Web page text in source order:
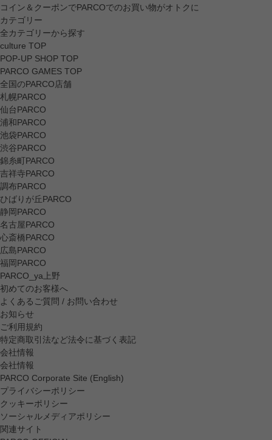
コイン＆クーポンでPARCOでのお買い物がオトクに
カテゴリー
全カテゴリーから探す
culture TOP
POP-UP SHOP TOP
PARCO GAMES TOP
全国のPARCO店舗
札幌PARCO
仙台PARCO
浦和PARCO
池袋PARCO
渋谷PARCO
錦糸町PARCO
吉祥寺PARCO
調布PARCO
ひばりが丘PARCO
静岡PARCO
名古屋PARCO
心斎橋PARCO
広島PARCO
福岡PARCO
PARCO_ya上野
初めてのお客様へ
よくあるご質問 / お問い合わせ
お知らせ
ご利用規約
特定商取引法など法令に基づく表記
会社情報
会社情報
PARCO Corporate Site (English)
プライバシーポリシー
クッキーポリシー
ソーシャルメディアポリシー
関連サイト